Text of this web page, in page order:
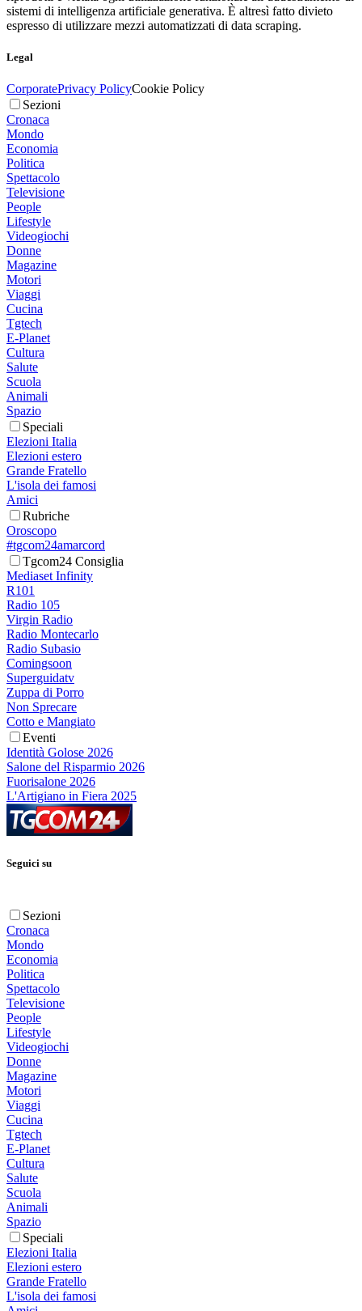
sistemi di intelligenza artificiale generativa. È altresì fatto divieto
espresso di utilizzare mezzi automatizzati di data scraping.
Legal
CorporatePrivacy PolicyCookie Policy
Sezioni
Cronaca
Mondo
Economia
Politica
Spettacolo
Televisione
People
Lifestyle
Videogiochi
Donne
Magazine
Motori
Viaggi
Cucina
Tgtech
E-Planet
Cultura
Salute
Scuola
Animali
Spazio
Speciali
Elezioni Italia
Elezioni estero
Grande Fratello
L'isola dei famosi
Amici
Rubriche
Oroscopo
#tgcom24amarcord
Tgcom24 Consiglia
Mediaset Infinity
R101
Radio 105
Virgin Radio
Radio Montecarlo
Radio Subasio
Comingsoon
Superguidatv
Zuppa di Porro
Non Sprecare
Cotto e Mangiato
Eventi
Identità Golose 2026
Salone del Risparmio 2026
Fuorisalone 2026
L'Artigiano in Fiera 2025
Seguici su
Sezioni
Cronaca
Mondo
Economia
Politica
Spettacolo
Televisione
People
Lifestyle
Videogiochi
Donne
Magazine
Motori
Viaggi
Cucina
Tgtech
E-Planet
Cultura
Salute
Scuola
Animali
Spazio
Speciali
Elezioni Italia
Elezioni estero
Grande Fratello
L'isola dei famosi